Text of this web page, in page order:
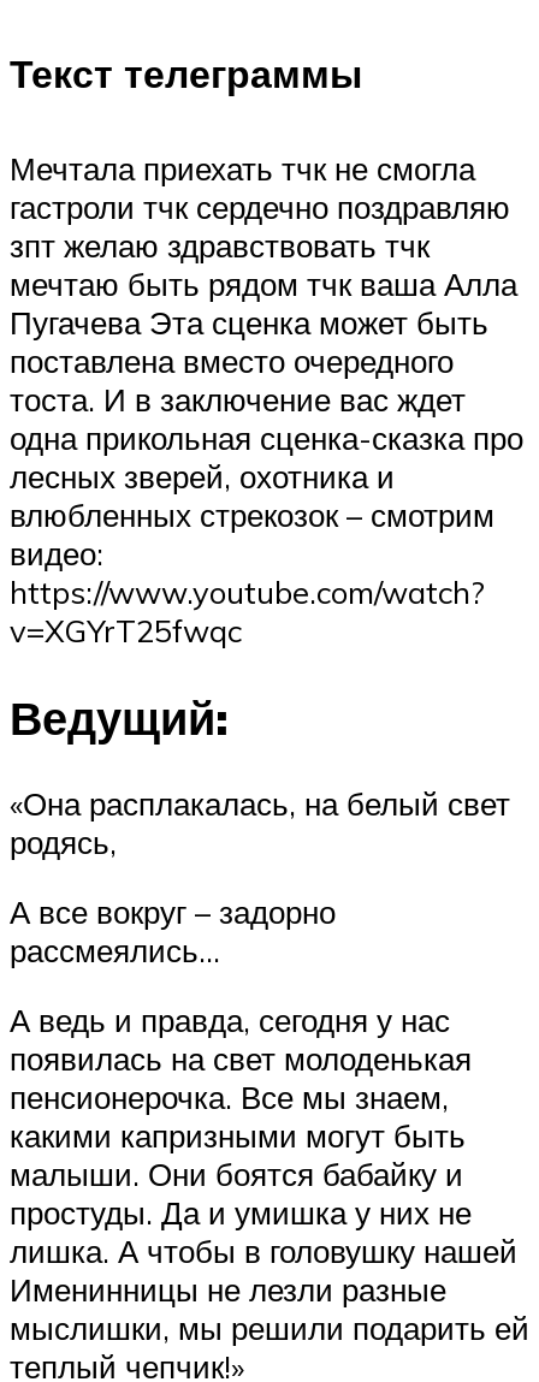
Текст телеграммы
Мечтала приехать тчк не смогла
гастроли тчк сердечно поздравляю
зпт желаю здравствовать тчк
мечтаю быть рядом тчк ваша Алла
Пугачева Эта сценка может быть
поставлена вместо очередного
тоста. И в заключение вас ждет
одна прикольная сценка-сказка про
лесных зверей, охотника и
влюбленных стрекозок – смотрим
видео:
https://www.youtube.com/watch?
v=XGYrT25fwqc
Ведущий:
«Она расплакалась, на белый свет
родясь,
А все вокруг – задорно
рассмеялись…
А ведь и правда, сегодня у нас
появилась на свет молоденькая
пенсионерочка. Все мы знаем,
какими капризными могут быть
малыши. Они боятся бабайку и
простуды. Да и умишка у них не
лишка. А чтобы в головушку нашей
Именинницы не лезли разные
мыслишки, мы решили подарить ей
теплый чепчик!»